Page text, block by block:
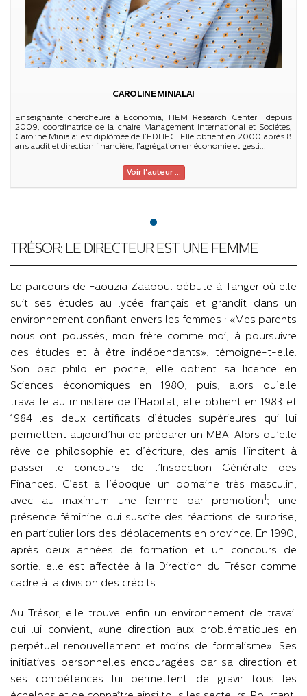
CAROLINE MINIALAI
Enseignante chercheure à Economia, HEM Research Center depuis
2009, coordinatrice de la chaire Management International et Sociétés,
Caroline Minialai est diplômée de l’EDHEC. Elle obtient en 2000 après 8
ans audit et direction financière, l’agrégation en économie et gesti...
Voir l'auteur ...
TRÉSOR: LE DIRECTEUR EST UNE FEMME
Le parcours de Faouzia Zaaboul débute à Tanger où elle
suit ses études au lycée français et grandit dans un
environnement confiant envers les femmes : «Mes parents
nous ont poussés, mon frère comme moi, à poursuivre
des études et à être indépendants», témoigne-t-elle.
Son bac philo en poche, elle obtient sa licence en
Sciences économiques en 1980, puis, alors qu’elle
travaille au ministère de l’Habitat, elle obtient en 1983 et
1984 les deux certificats d’études supérieures qui lui
permettent aujourd’hui de préparer un MBA. Alors qu’elle
rêve de philosophie et d’écriture, des amis l’incitent à
passer le concours de l’Inspection Générale des
Finances. C’est à l’époque un domaine très masculin,
avec au maximum une femme par promotion1; une
présence féminine qui suscite des réactions de surprise,
en particulier lors des déplacements en province. En 1990,
après deux années de formation et un concours de
sortie, elle est affectée à la Direction du Trésor comme
cadre à la division des crédits.
Au Trésor, elle trouve enfin un environnement de travail
qui lui convient, «une direction aux problématiques en
perpétuel renouvellement et moins de formalisme». Ses
initiatives personnelles encouragées par sa direction et
ses compétences lui permettent de gravir tous les